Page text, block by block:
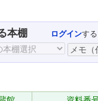
本棚 ログインす